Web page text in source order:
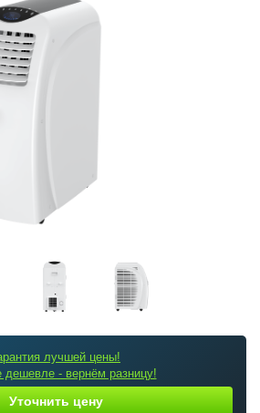
лучшей цены!
дешевле - вернём разницу!
Уточнить цену